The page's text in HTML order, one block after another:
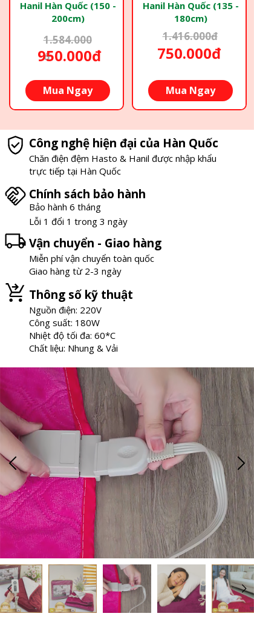
1.584.000
đ
950.000đ
Mua Ngay
Hanil Hàn Quốc (150 -
200cm)
1.416.000đ
750.000đ
Mua Ngay
Hanil Hàn Quốc (135 -
180cm)
Công nghệ hiện đại của Hàn Quốc
Chăn điện đệm Hasto & Hanil được nhập khẩu
trực tiếp tại Hàn Quốc
Chính sách bảo hành
Bảo hành 6 tháng
Lỗi 1 đổi 1 trong 3 ngày
Vận chuyển - Giao hàng
Miễn phí vận chuyển toàn quốc
Giao hàng từ 2-3 ngày
Thông số kỹ thuật
Nguồn điện: 220V
Công suất: 180W
Nhiệt độ tối đa: 60*C
Chất liệu: Nhung & Vải